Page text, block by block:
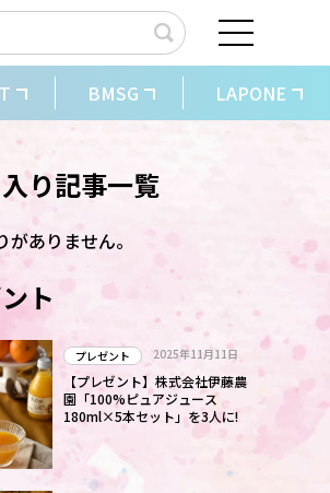
BMSG LAPONE
り記事一覧
がありません。
ト
プレゼント 2025年11月11日
【プレゼント】株式会社伊藤農
園「100%ピュアジュース
180ml×5本セット」を3人に!